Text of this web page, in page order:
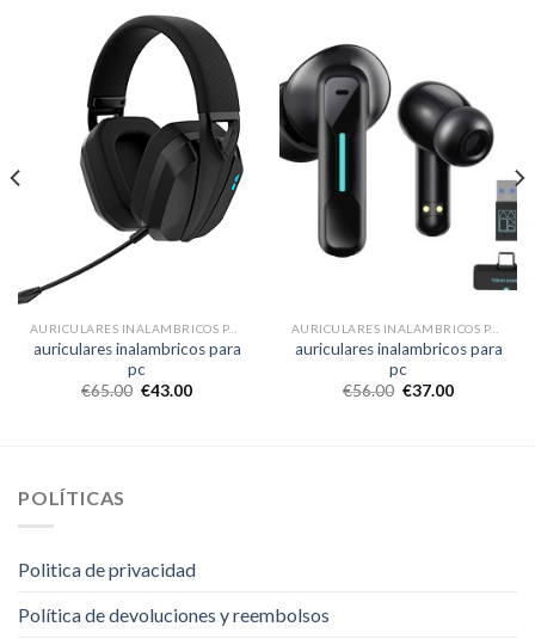
AURICULARES INALAMBRICOS PARA PC
auriculares inalambricos para
pc
€65.00 €43.00
AURICULARES INALAMBRICOS PARA PC
auriculares inalambricos para
pc
€56.00 €37.00
POLÍTICAS
Politica de privacidad
Política de devoluciones y reembolsos